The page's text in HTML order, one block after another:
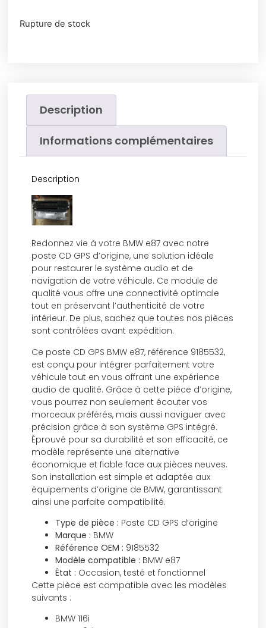
Rupture de stock
Description
Informations complémentaires
Description
Redonnez vie à votre BMW e87 avec notre
poste CD GPS d’origine, une solution idéale
pour restaurer le système audio et de
navigation de votre véhicule. Ce module de
qualité vous offre une connectivité optimale
tout en préservant l’authenticité de votre
intérieur. De plus, sachez que toutes nos pièces
sont contrôlées avant expédition.
Ce poste CD GPS BMW e87, référence 9185532,
est conçu pour intégrer parfaitement votre
véhicule tout en vous offrant une expérience
audio de qualité. Grâce à cette pièce d’origine,
vous pourrez non seulement écouter vos
morceaux préférés, mais aussi naviguer avec
précision grâce à son système GPS intégré.
Éprouvé pour sa durabilité et son efficacité, ce
modèle représente une alternative
économique et fiable face aux pièces neuves.
Son installation est simple et adaptée aux
équipements d’origine de BMW, garantissant
ainsi une parfaite compatibilité.
Type de pièce : Poste CD GPS d’origine
Marque : BMW
Référence OEM : 9185532
Modèle compatible : BMW e87
État : Occasion, testé et fonctionnel
Cette pièce est compatible avec les modèles
suivants :
BMW 116i